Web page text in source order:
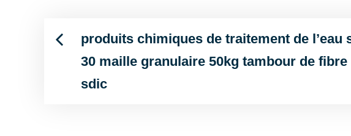
Post
navigation
produits chimiques de traitement de l’eau
30 maille granulaire 50kg tambour de fibre
sdic